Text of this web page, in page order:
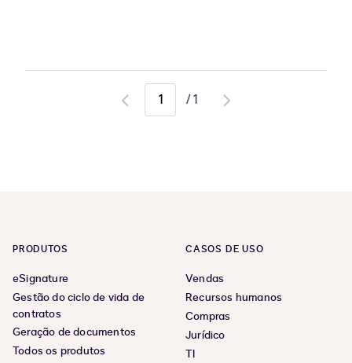
Go
/1
Go
PRODUTOS
eSignature
Gestão do ciclo de vida de
contratos
Geração de documentos
Todos os produtos
CASOS DE USO
Vendas
Recursos humanos
Compras
Jurídico
TI